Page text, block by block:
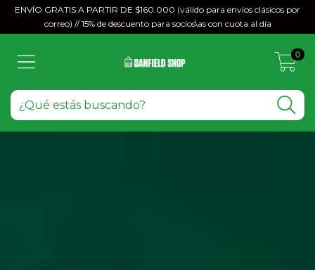
ENVÍO GRATIS A PARTIR DE $160.000 (válido para envíos clásicos por
correo) // 15% de descuento para socios\as con cuota al día
0